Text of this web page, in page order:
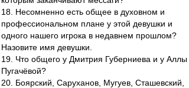
18. Несомненно есть общее в духовном и
профессиональном плане у этой девушки и
одного нашего игрока в недавнем прошлом?
Назовите имя девушки.
19. Что общего у Дмитрия Губерниева и у Аллы
Пугачёвой?
20. Боярский, Саруханов, Мугуев, Сташевский,